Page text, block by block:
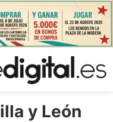
y León